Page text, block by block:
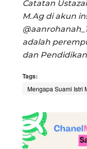
Catatan
M.Ag di akun
adalah
dan
Tags:
Mengapa Suami Istri